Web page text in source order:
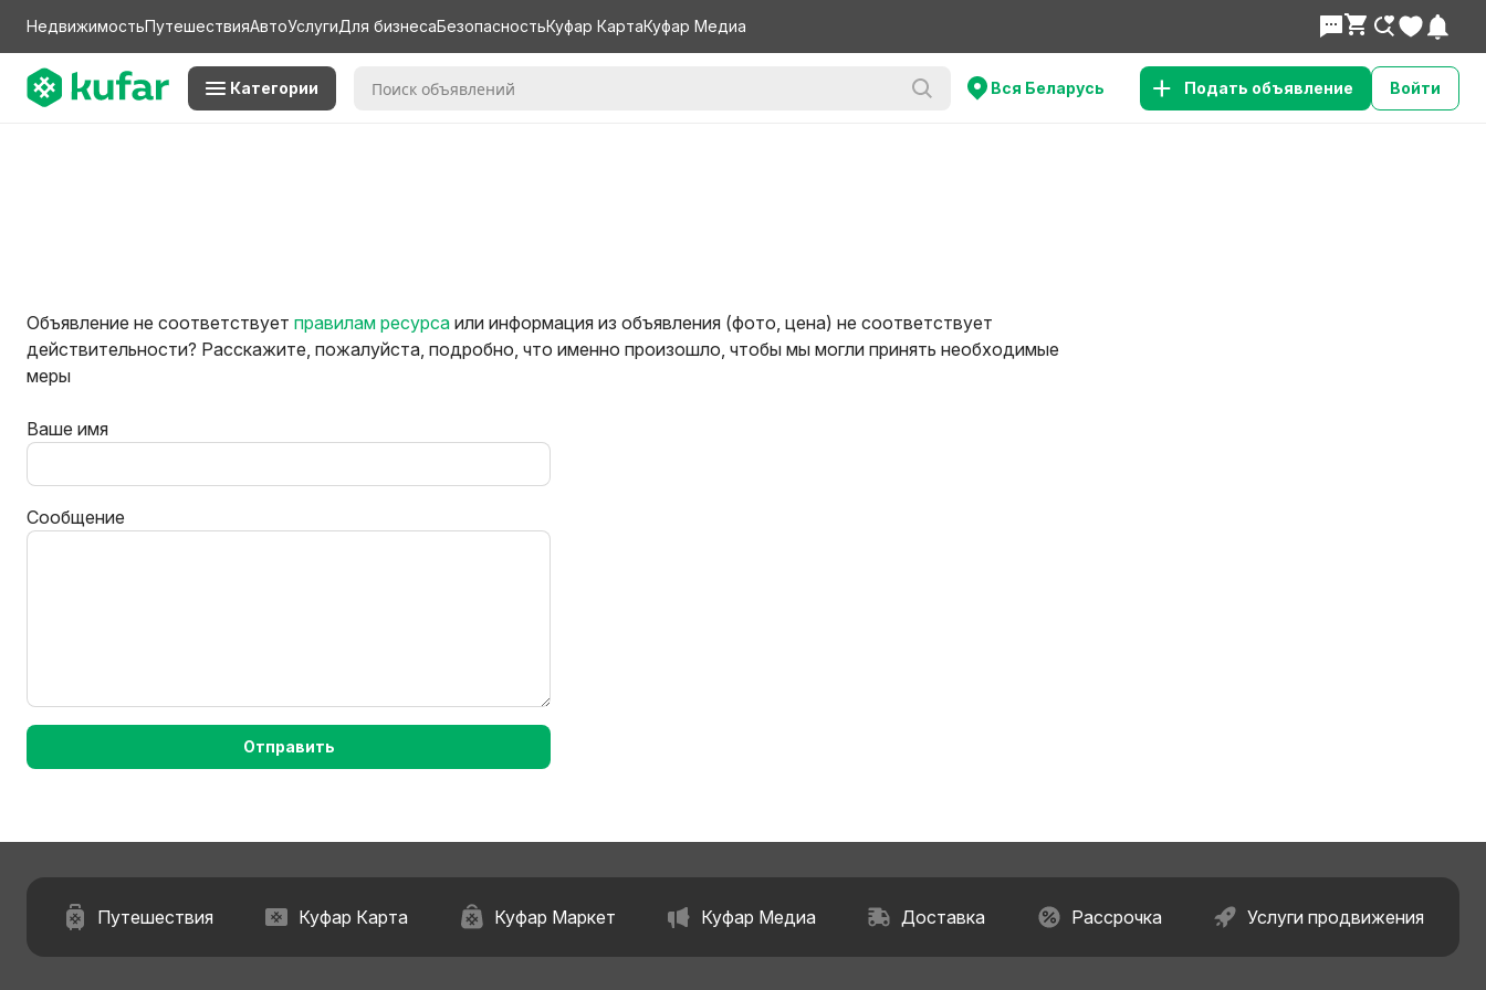
НедвижимостьПутешествияАвтоУслугиДля бизнесаБезопасностьКуфар КартаКуфар Медиа
Категории Вся Беларусь Подать объявление Войти
Объявление не соответствует правилам ресурса или информация из объявления (фото, цена) не соответствует
действительности? Расскажите, пожалуйста, подробно, что именно произошло, чтобы мы могли принять необходимые
меры
Ваше имя
Сообщение
Отправить
Путешествия Куфар Карта Куфар Маркет Куфар Медиа Доставка Рассрочка Услуги продвижения